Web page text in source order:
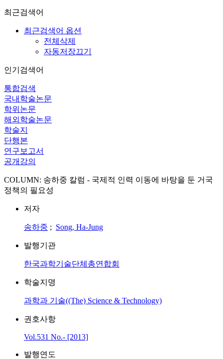
최근검색어
최근검색어 옵션
전체삭제
자동저장끄기
인기검색어
통합검색
국내학술논문
학위논문
해외학술논문
학술지
단행본
연구보고서
공개강의
COLUMN: 송하중 칼럼 - 국제적 인력 이동에 바탕을 둔 거국
정책의 필요성
저자
송하중 ; Song, Ha-Jung
발행기관
한국과학기술단체총연합회
학술지명
과학과 기술((The) Science & Technology)
권호사항
Vol.531 No.- [2013]
발행연도